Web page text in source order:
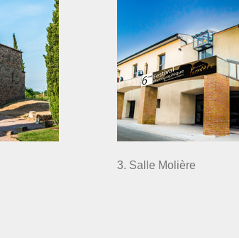
3. Salle Molière